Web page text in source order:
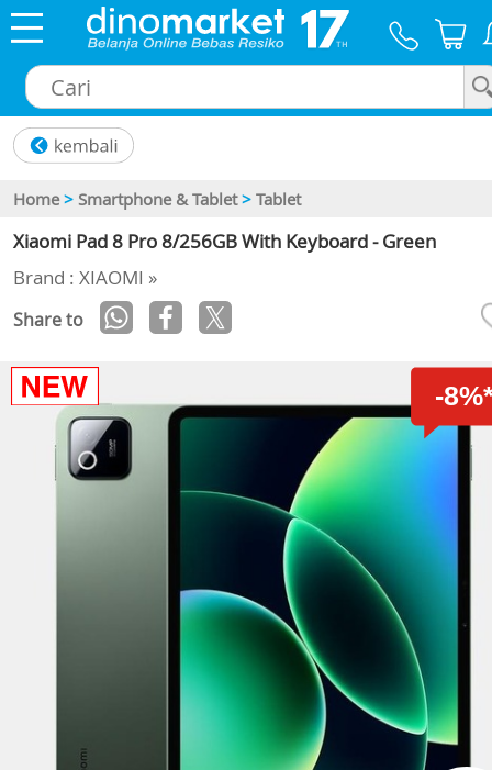
Home > Smartphone & Tablet > Tablet
Xiaomi Pad 8 Pro 8/256GB With Keyboard - Green
Brand : XIAOMI »
Share to
-